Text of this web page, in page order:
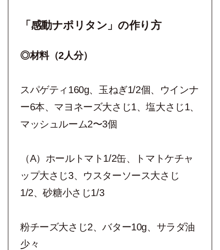
「感動ナポリタン」の作り方
◎材料（2人分）
スパゲティ160g、玉ねぎ1/2個、ウインナ
ー6本、マヨネーズ大さじ1、塩大さじ1、
マッシュルーム2〜3個
（A）ホールトマト1/2缶、トマトケチャ
ップ大さじ3、ウスターソース大さじ
1/2、砂糖小さじ1/3
粉チーズ大さじ2、バター10g、サラダ油
少々